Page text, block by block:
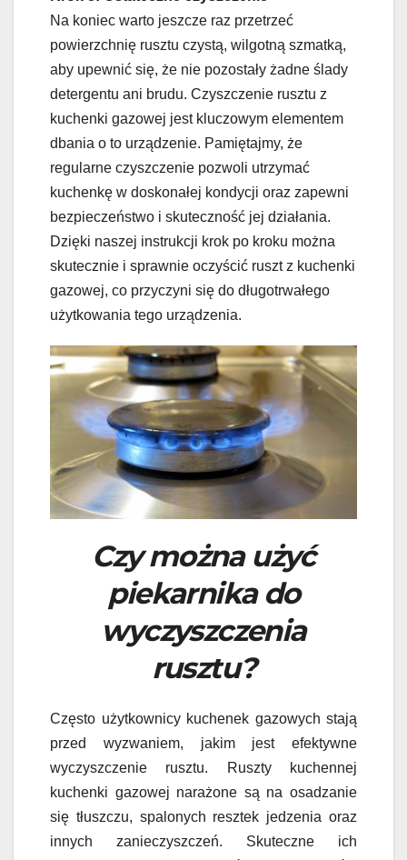
Na koniec warto jeszcze raz przetrzeć
powierzchnię rusztu czystą, wilgotną szmatką,
aby upewnić się, że nie pozostały żadne ślady
detergentu ani brudu. Czyszczenie rusztu z
kuchenki gazowej jest kluczowym elementem
dbania o to urządzenie. Pamiętajmy, że
regularne czyszczenie pozwoli utrzymać
kuchenkę w doskonałej kondycji oraz zapewni
bezpieczeństwo i skuteczność jej działania.
Dzięki naszej instrukcji krok po kroku można
skutecznie i sprawnie oczyścić ruszt z kuchenki
gazowej, co przyczyni się do długotrwałego
użytkowania tego urządzenia.
Czy można użyć
piekarnika do
wyczyszczenia
rusztu?
Często użytkownicy kuchenek gazowych stają
przed wyzwaniem, jakim jest efektywne
wyczyszczenie rusztu. Ruszty kuchennej
kuchenki gazowej narażone są na osadzanie
się tłuszczu, spalonych resztek jedzenia oraz
innych zanieczyszczeń. Skuteczne ich